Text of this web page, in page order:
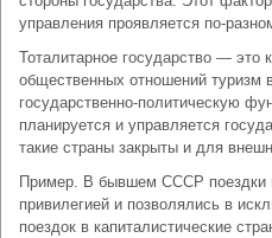
управления проявляется по-
Тоталитарное государство — это
общественных отношений туризм
государственно-политическую
планируется и управляется
такие страны закрыты и для
Пример. В бывшем СССР поездки
привилегией и позволялись в
поездок в капиталистические